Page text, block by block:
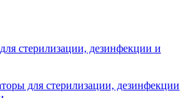
стерилизации, дезинфекции и
для стерилизации, дезинфекции